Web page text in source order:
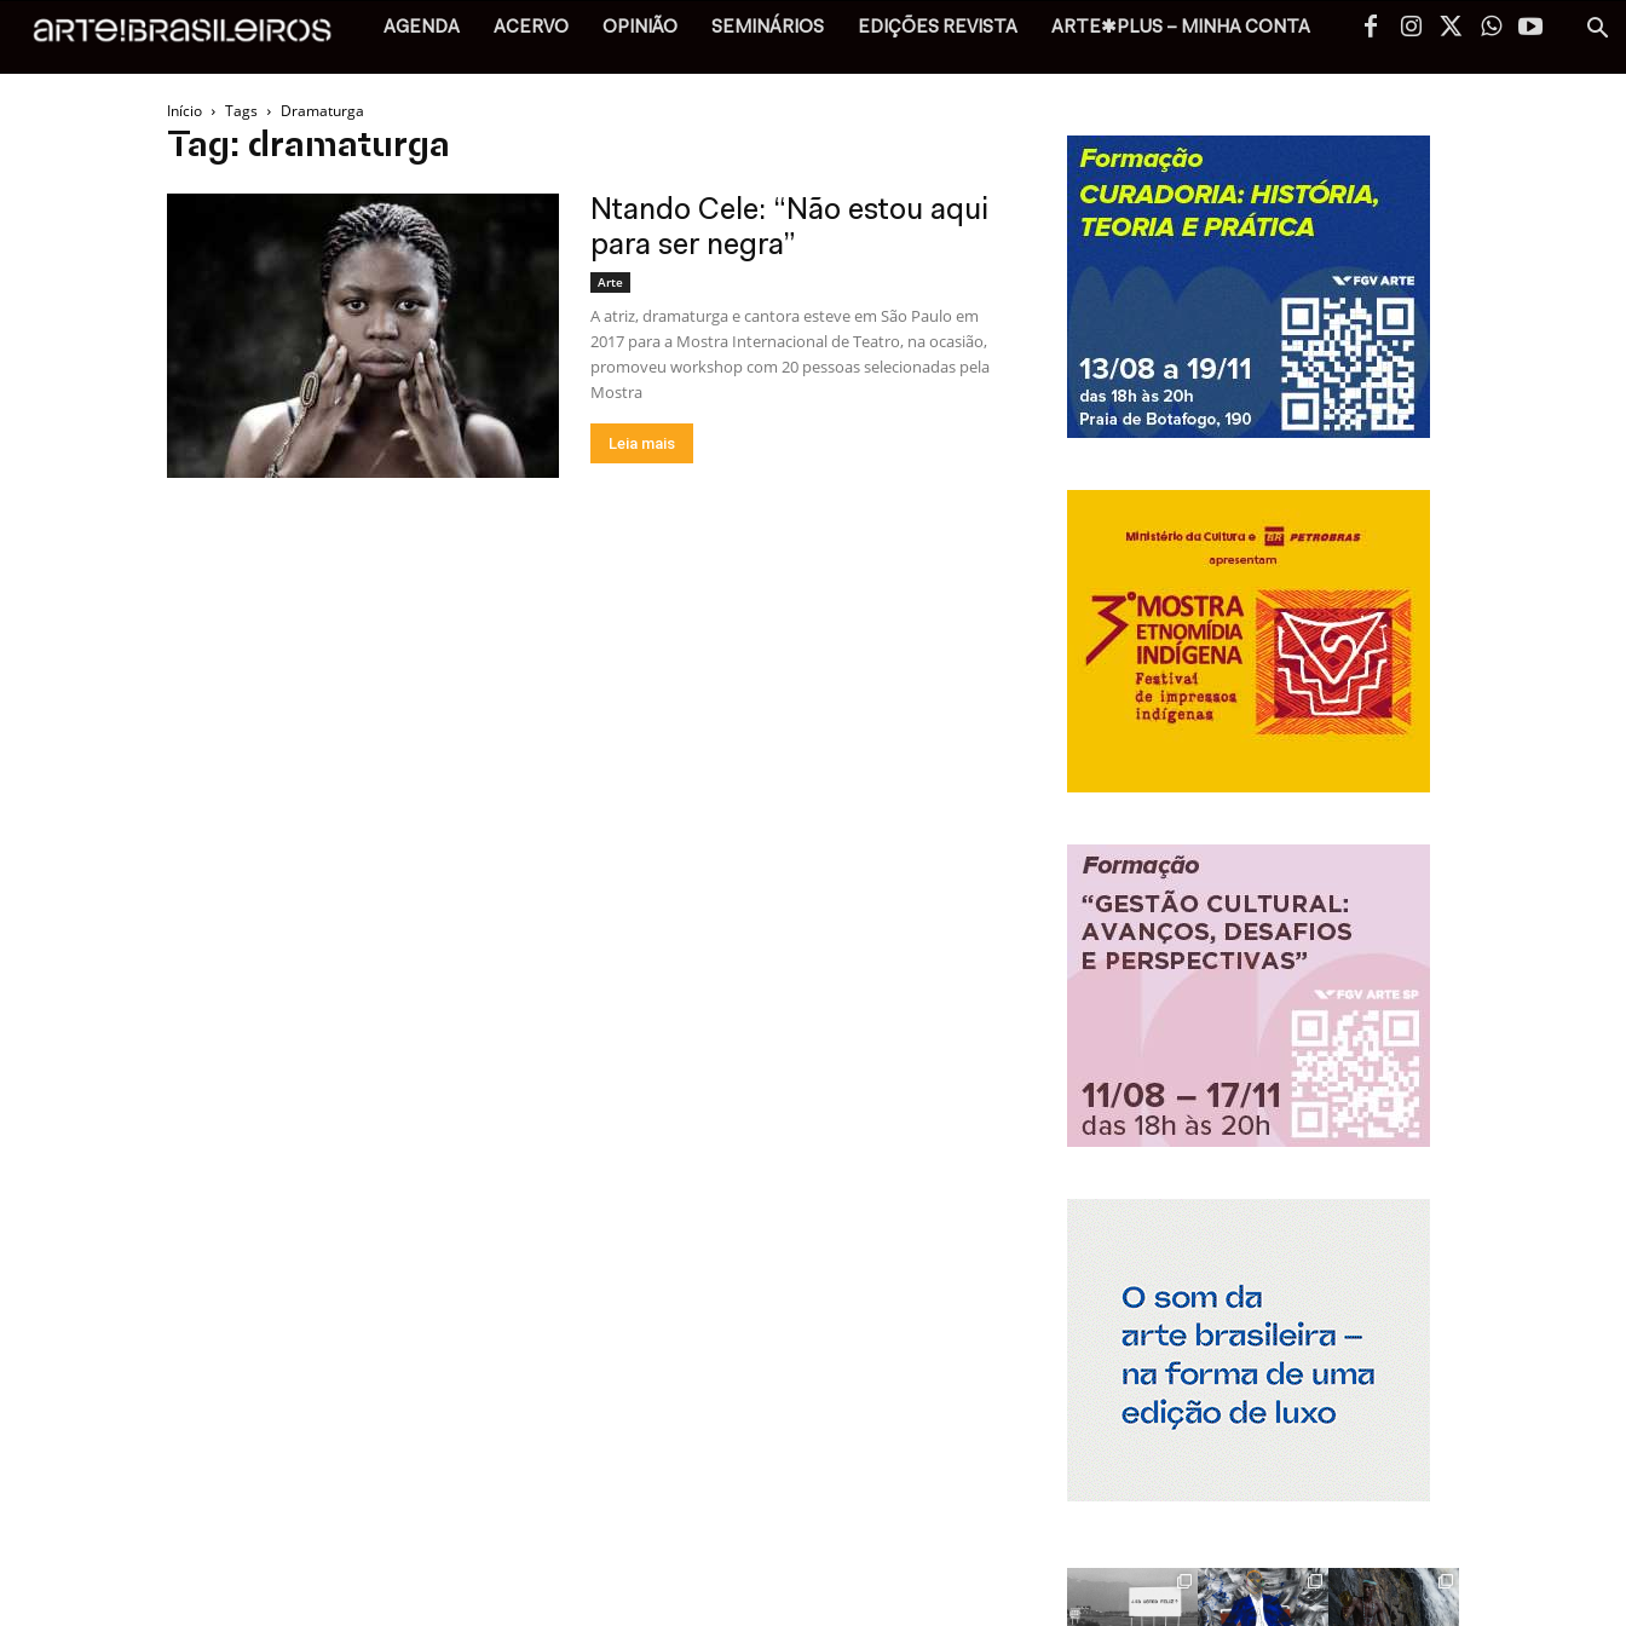
AGENDA ACERVO OPINIÃO SEMINÁRIOS EDIÇÕES REVISTA ARTE✱PLUS – MINHA CONTA
Início Tags Dramaturga
Tag: dramaturga
Ntando Cele: “Não estou aqui
para ser negra”
Arte
A atriz, dramaturga e cantora esteve em São Paulo em
2017 para a Mostra Internacional de Teatro, na ocasião,
promoveu workshop com 20 pessoas selecionadas pela
Mostra
Leia mais